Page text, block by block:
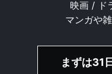
映画 / ド
マンガや
まずは31